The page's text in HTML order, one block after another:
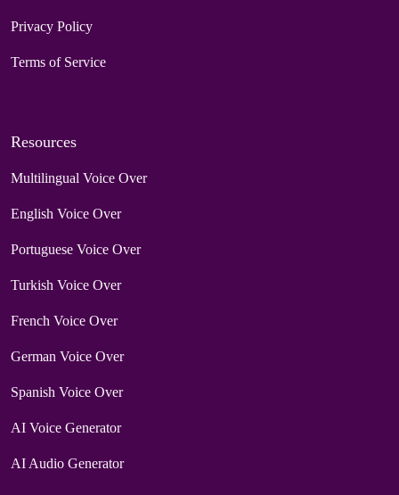
Privacy Policy
Terms of Service
Resources
Multilingual Voice Over
English Voice Over
Portuguese Voice Over
Turkish Voice Over
French Voice Over
German Voice Over
Spanish Voice Over
AI Voice Generator
AI Audio Generator